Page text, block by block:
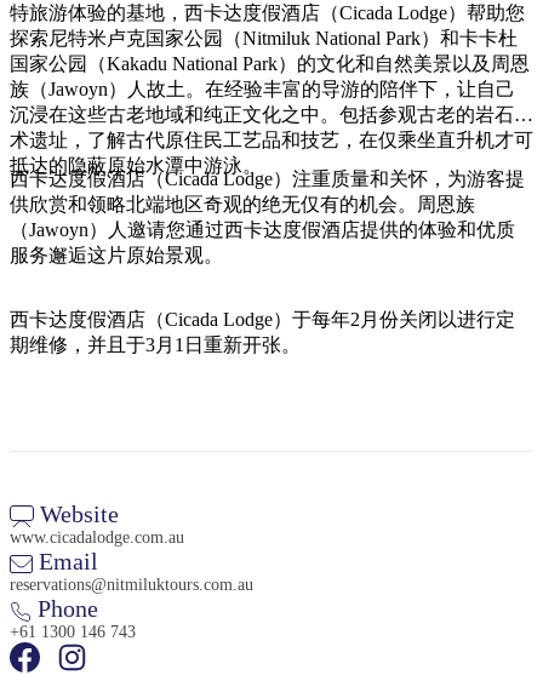
搜
索:
Sign
up
特旅游体验的基地，西卡达度假酒店（Cicada Lodge）帮助您
探索尼特米卢克国家公园（Nitmiluk National Park）和卡卡杜
国家公园（Kakadu National Park）的文化和自然美景以及周恩
族（Jawoyn）人故土。在经验丰富的导游的陪伴下，让自己
沉浸在这些古老地域和纯正文化之中。包括参观古老的岩石艺
术遗址，了解古代原住民工艺品和技艺，在仅乘坐直升机才可
抵达的隐蔽原始水潭中游泳。
西卡达度假酒店（Cicada Lodge）注重质量和关怀，为游客提
供欣赏和领略北端地区奇观的绝无仅有的机会。周恩族
（Jawoyn）人邀请您通过西卡达度假酒店提供的体验和优质
服务邂逅这片原始景观。
西卡达度假酒店（Cicada Lodge）于每年2月份关闭以进行定
期维修，并且于3月1日重新开张。
Website
www.cicadalodge.com.au
Email
reservations@nitmiluktours.com.au
Phone
+61 1300 146 743